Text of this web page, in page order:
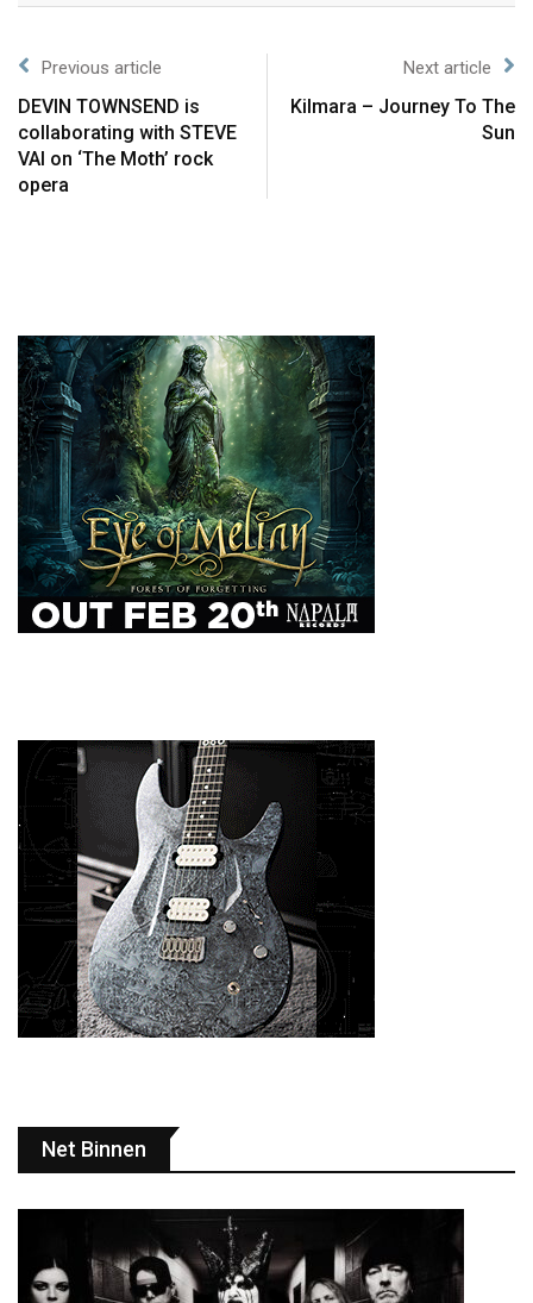
Previous article
DEVIN TOWNSEND is
collaborating with STEVE
VAI on ‘The Moth’ rock
opera
Next article
Kilmara – Journey To The
Sun
Net Binnen